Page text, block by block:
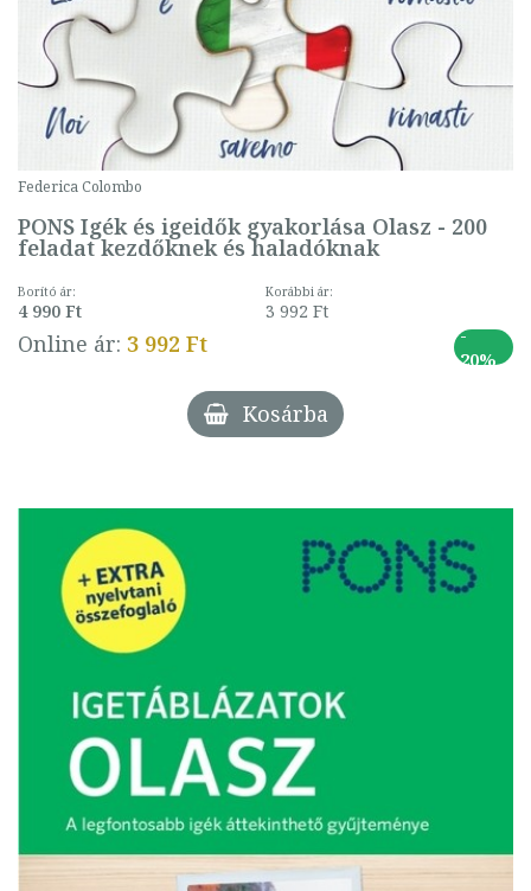
Federica Colombo
PONS Igék és igeidők gyakorlása Olasz - 200
feladat kezdőknek és haladóknak
Borító ár:
4 990 Ft
Korábbi ár:
3 992 Ft
Online ár: 3 992 Ft
-
20%
Kosárba